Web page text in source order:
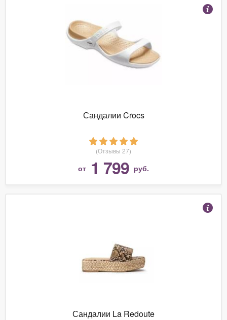
Сандалии Crocs
(Отзывы 27)
от 1 799 руб.
Сандалии La Redoute